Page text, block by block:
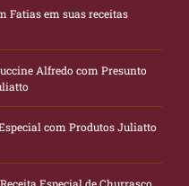
Fatias em suas receitas
Alfredo com Presunto
com Produtos Juliatto
Especial de Churrasco